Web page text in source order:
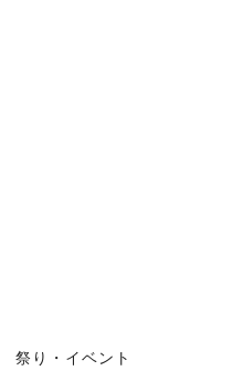
祭り・イベント